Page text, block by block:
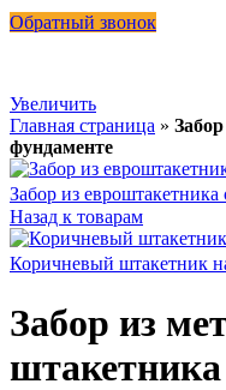
Обратный звонок
Увеличить
Главная страница »
фундаменте
Забор из
Назад к товарам
Коричневый штакетник
Забор из